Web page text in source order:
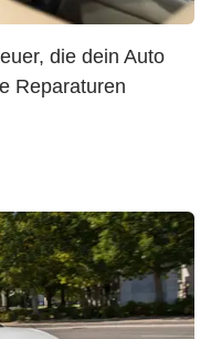
die dein Auto
Reparaturen